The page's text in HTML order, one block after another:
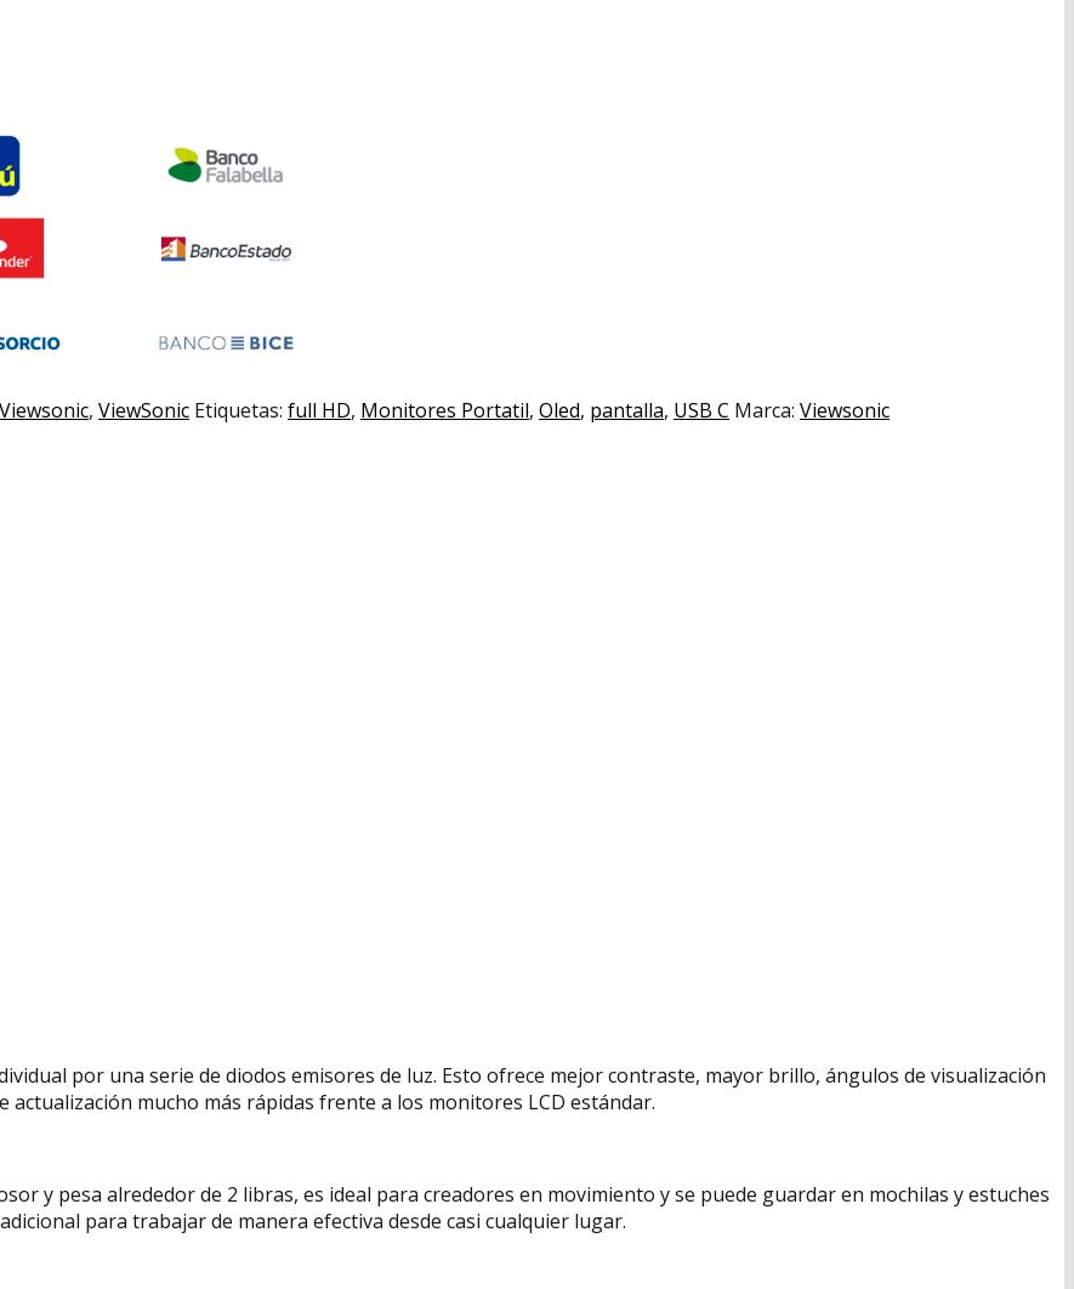
, ViewSonic Etiquetas: full HD, Monitores Portatil, Oled, pantalla, USB C Marca: Viewsonic
por una serie de diodos emisores de luz. Esto ofrece mejor contraste, mayor brillo, ángulos de visualización
mucho más rápidas frente a los monitores LCD estándar.
y pesa alrededor de 2 libras, es ideal para creadores en movimiento y se puede guardar en mochilas y estuches
para trabajar de manera efectiva desde casi cualquier lugar.